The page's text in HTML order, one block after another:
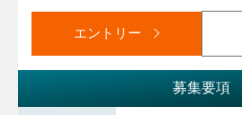
エントリー
募集要項